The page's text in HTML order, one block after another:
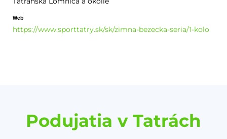
Web
https://www.sporttatry.sk/sk/zimna-bezecka-seria/1-kolo
Podujatia v Tatrách